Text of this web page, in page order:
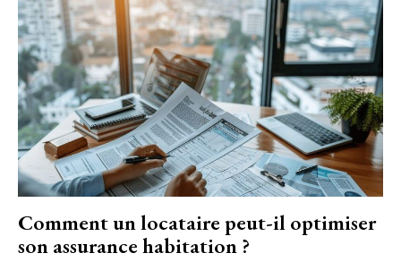
Comment un locataire peut-il optimiser
son assurance habitation ?